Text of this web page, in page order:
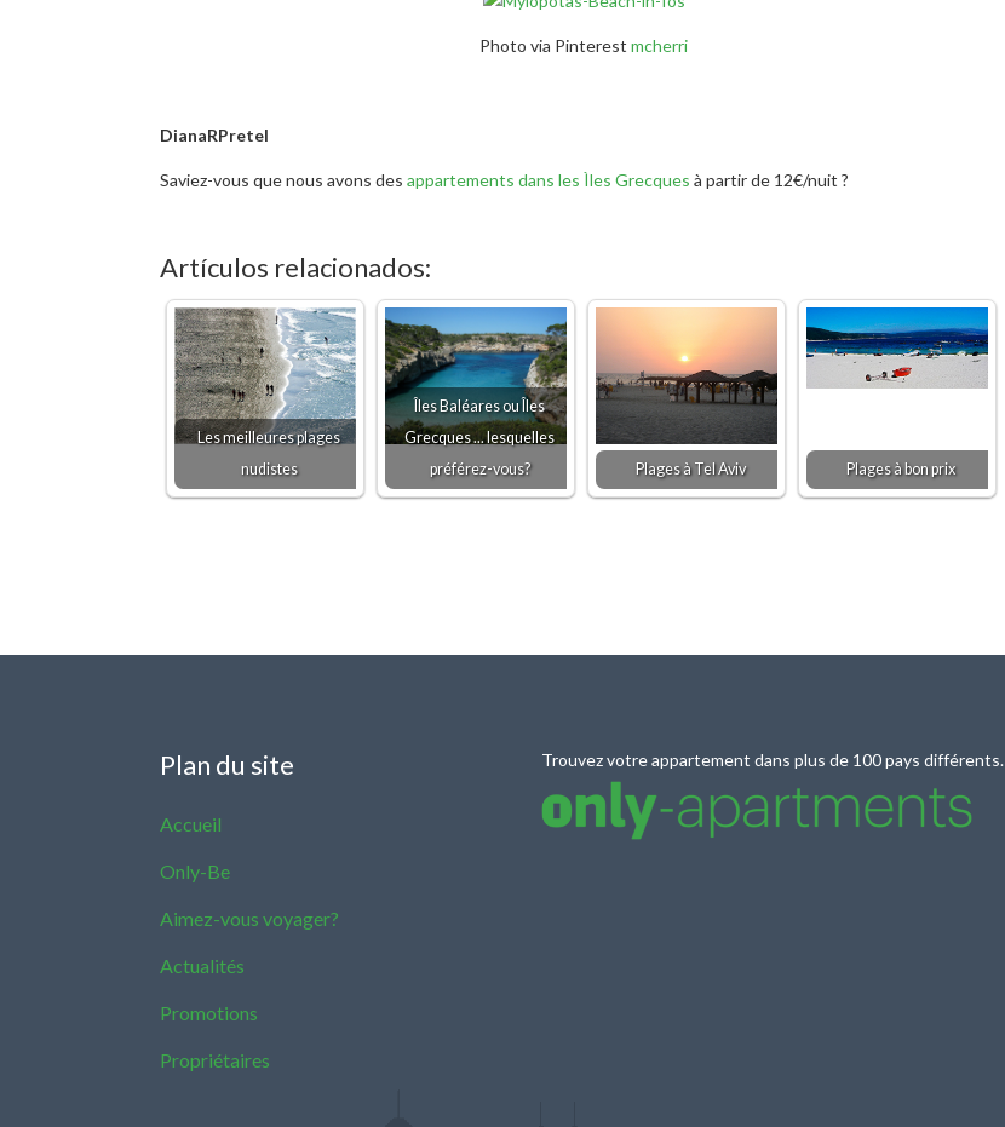
Photo via Pinterest mcherri
DianaRPretel
Saviez-vous que nous avons des appartements dans les Ìles Grecques à partir de 12€/nuit ?
Artículos relacionados:
Les meilleures plages
nudistes
Îles Baléares ou Îles
Grecques ... lesquelles
préférez-vous?
Plages à Tel Aviv Plages à bon prix
Plan du site
Accueil
Only-Be
Aimez-vous voyager?
Actualités
Promotions
Propriétaires
Trouvez votre appartement dans plus de 100 pays différents.